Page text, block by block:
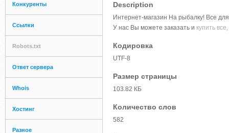
Конкуренты
Ссылки
Robots.txt
Ответ сервера
Whois
Хостинг
Разное
Description
Интернет-магазин На рыбалку! Все
У нас Вы можете заказать и купить
Кодировка
UTF-8
Размер страницы
103.82 КБ
Количество слов
582